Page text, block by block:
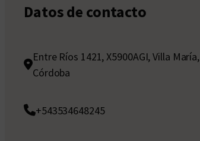
Datos de contacto
Entre Ríos 1421, X5900AGI, Villa María,
Córdoba
+543534648245